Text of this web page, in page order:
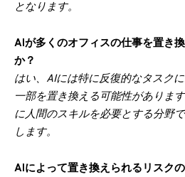
となります。
AIが多くのオフィスの仕事を置き
か？
はい、AIには特に反復的なタスク
一部を置き換える可能性がありま
に人間のスキルを必要とする分野
します。
AIによって置き換えられるリスク